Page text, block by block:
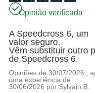
Opinião verificada
A Speedcross 6, um
valor seguro.
Vêm substituir outro
de Speedcross 6.
Opiniões de30/07/2026 ,
uma experiência de
30/06/2026 por Sylvain B.